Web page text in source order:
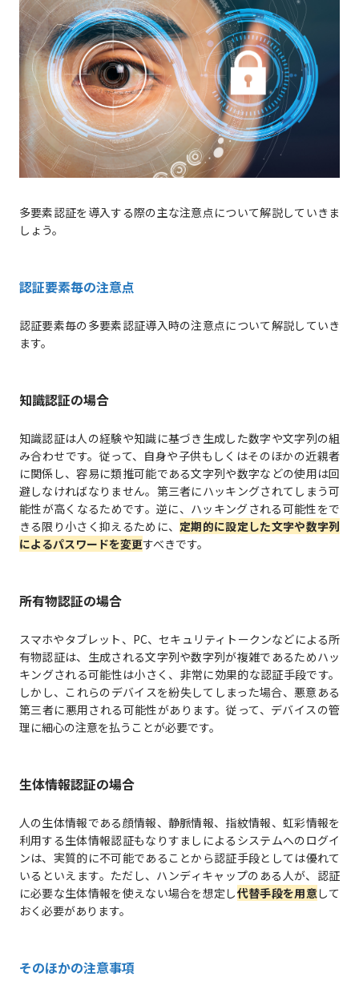
多要素認証を導入する際の主な注意点について解説していきま
しょう。
認証要素毎の注意点
認証要素毎の多要素認証導入時の注意点について解説していき
ます。
知識認証の場合
知識認証は人の経験や知識に基づき生成した数字や文字列の組
み合わせです。従って、自身や子供もしくはそのほかの近親者
に関係し、容易に類推可能である文字列や数字などの使用は回
避しなければなりません。第三者にハッキングされてしまう可
能性が高くなるためです。逆に、ハッキングされる可能性をで
きる限り小さく抑えるために、定期的に設定した文字や数字列
によるパスワードを変更すべきです。
所有物認証の場合
スマホやタブレット、PC、セキュリティトークンなどによる所
有物認証は、生成される文字列や数字列が複雑であるためハッ
キングされる可能性は小さく、非常に効果的な認証手段です。
しかし、これらのデバイスを紛失してしまった場合、悪意ある
第三者に悪用される可能性があります。従って、デバイスの管
理に細心の注意を払うことが必要です。
生体情報認証の場合
人の生体情報である顔情報、静脈情報、指紋情報、虹彩情報を
利用する生体情報認証もなりすましによるシステムへのログイ
ンは、実質的に不可能であることから認証手段としては優れて
いるといえます。ただし、ハンディキャップのある人が、認証
に必要な生体情報を使えない場合を想定し代替手段を用意して
おく必要があります。
そのほかの注意事項